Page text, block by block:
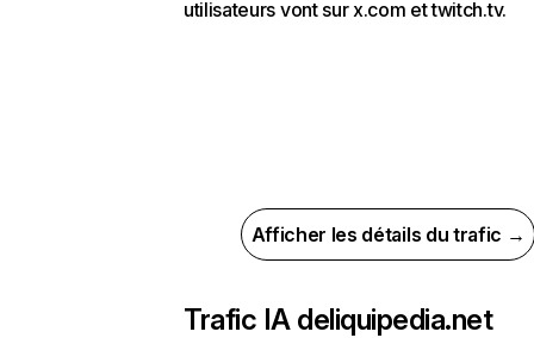
utilisateurs vont sur x.com et twitch.tv.
Afficher les détails du trafic →
Trafic IA deliquipedia.net